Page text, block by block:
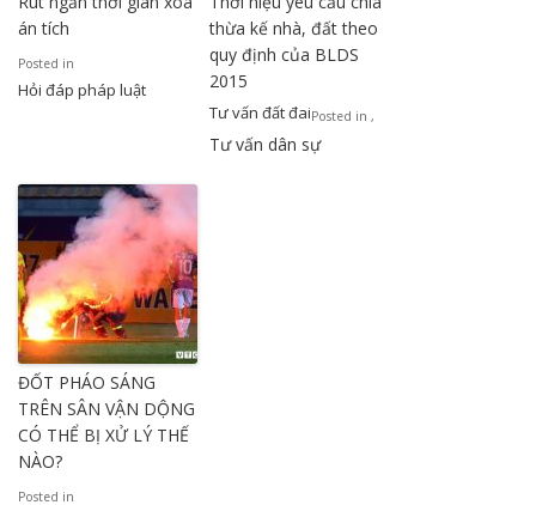
án tích
Posted in
Hỏi đáp pháp luật
thừa kế nhà, đất theo
quy định của BLDS
2015
Posted in
Tư vấn đất đai ,
Tư vấn dân sự
ĐỐT PHÁO SÁNG
TRÊN SÂN VẬN DỘNG
CÓ THỂ BỊ XỬ LÝ THẾ
NÀO?
Posted in